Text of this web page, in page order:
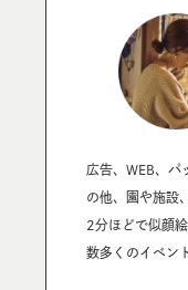
広告、WEB、パ
の他、園や施設
2分ほどで似顔
数多くのイベン